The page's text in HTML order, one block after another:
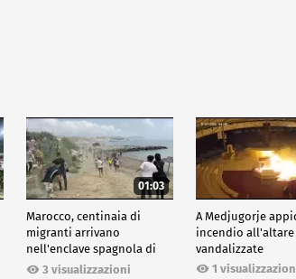
01:03
Marocco, centinaia di
migranti arrivano
nell'enclave spagnola di
Ceuta3 visualizzazioni
A Medjugorje
incendio all'altare
vandalizzate
1